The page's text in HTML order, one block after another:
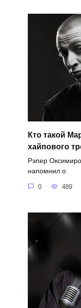
Кто такой
хайпового
Рэпер
напомнил о
0 489